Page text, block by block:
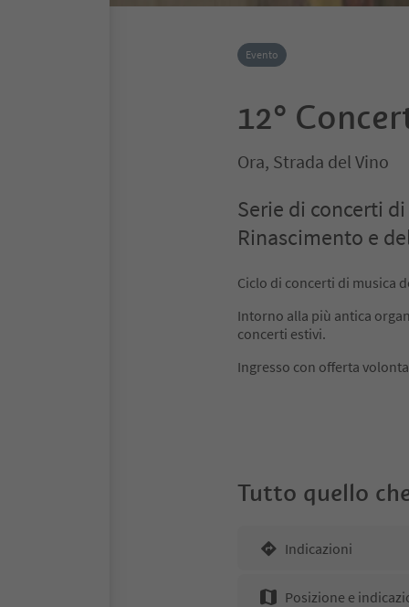
Evento
12°
Ora, Strada del Vino
Serie di concerti
Rinascimento e
Ciclo di concerti di musica
Intorno alla più antica
concerti estivi.
Ingresso con offerta
Tutto quello
Indicazioni
Posizione e